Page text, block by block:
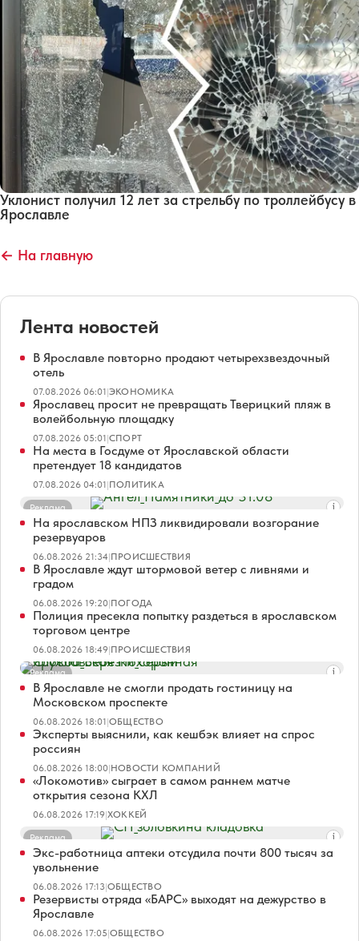
Уклонист получил 12 лет за стрельбу по троллейбусу в
Ярославле
← На главную
Лента новостей
В Ярославле повторно продают четырехзвездочный
отель
07.08.2026 06:01|ЭКОНОМИКА
Ярославец просит не превращать Тверицкий пляж в
волейбольную площадку
07.08.2026 05:01|СПОРТ
На места в Госдуме от Ярославской области
претендует 18 кандидатов
07.08.2026 04:01|ПОЛИТИКА
Реклама
На ярославском НПЗ ликвидировали возгорание
резервуаров
06.08.2026 21:34|ПРОИСШЕСТВИЯ
В Ярославле ждут штормовой ветер с ливнями и
градом
06.08.2026 19:20|ПОГОДА
Полиция пресекла попытку раздеться в ярославском
торговом центре
06.08.2026 18:49|ПРОИСШЕСТВИЯ
Реклама
В Ярославле не смогли продать гостиницу на
Московском проспекте
06.08.2026 18:01|ОБЩЕСТВО
Эксперты выяснили, как кешбэк влияет на спрос
россиян
06.08.2026 18:00|НОВОСТИ КОМПАНИЙ
«Локомотив» сыграет в самом раннем матче
открытия сезона КХЛ
06.08.2026 17:19|ХОККЕЙ
Реклама
Экс-работница аптеки отсудила почти 800 тысяч за
увольнение
06.08.2026 17:13|ОБЩЕСТВО
Резервисты отряда «БАРС» выходят на дежурство в
Ярославле
06.08.2026 17:05|ОБЩЕСТВО